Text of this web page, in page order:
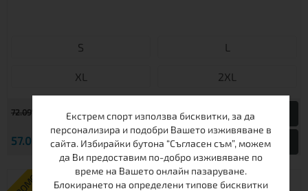
S L
XL 2XL
72.09€ 141.00 лв.
57.00 111.48 лв. Виж
Екстрем спорт използва бисквитки, за да
персонализира и подобри Вашето изживяване в
сайта. Избирайки бутона “Съгласен съм”, можем
да Ви предоставим по-добро изживяване по
време на Вашето онлайн пазаруване.
Блокирането на определени типове бисквитки